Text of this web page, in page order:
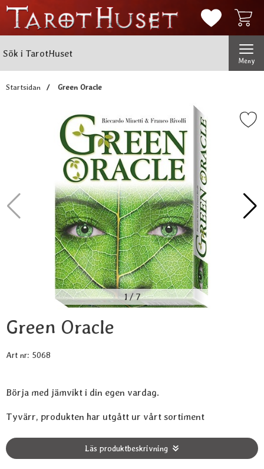
Mina
Meny
Startsidan Green Oracle
Markera green
1/7
Green Oracle
Art nr: 5068
Börja med jämvikt i din egen vardag.
Tyvärr, produkten har utgått ur vårt sortiment
Läs produktbeskrivning